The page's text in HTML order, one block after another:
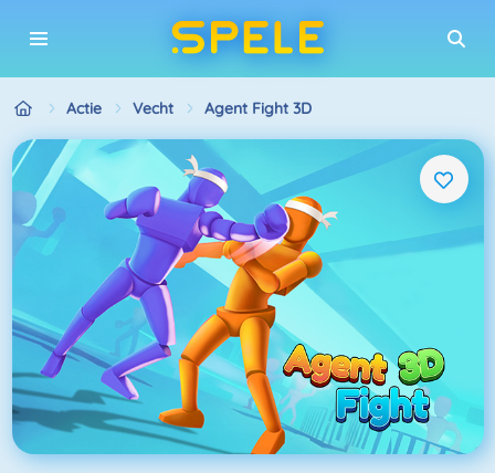
Actie Vecht Agent Fight 3D